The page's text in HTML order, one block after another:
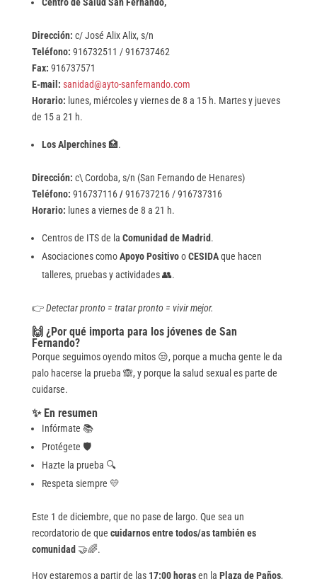
Dirección: c/ José Alix Alix, s/n
Teléfono: 916732511 / 916737462
Fax: 916737571
E-mail: sanidad@ayto-sanfernando.com
Horario: lunes, miércoles y viernes de 8 a 15 h. Martes y jueves
de 15 a 21 h.
Los Alperchines🏥.
Dirección: c\ Cordoba, s/n (San Fernando de Henares)
Teléfono: 916737116/916737216 / 916737316
Horario: lunes a viernes de 8 a 21 h.
Centros de ITS de la Comunidad de Madrid.
Asociaciones comoApoyo PositivooCESIDAque hacen
talleres, pruebas y actividades 👥.
👉Detectar pronto = tratar pronto = vivir mejor.
🙌 ¿Por qué importa para los jóvenes de San
Fernando?
Porque seguimos oyendo mitos 😒, porque a mucha gente le da
palo hacerse la prueba 🙈, y porque la salud sexual es parte de
cuidarse.
✨ En resumen
Infórmate 📚
Protégete 🛡️
Hazte la prueba 🔍
Respeta siempre 💛
Este 1 de diciembre, que no pase de largo. Que sea un
recordatorio de que cuidarnos entre todos/as también es
comunidad 🤝🌈.
Hoy estaremos a partir de las 17:00 horasen la Plaza de Paños,